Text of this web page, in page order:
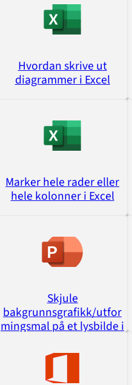
Hvordan skrive ut
diagrammer i Excel
Marker hele rader eller
hele kolonner i Excel
Skjule
bakgrunnsgrafikk/utfor
mingsmal på et lysbilde i